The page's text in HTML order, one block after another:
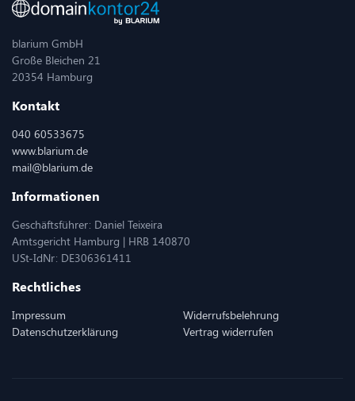
blarium GmbH
Große Bleichen 21
20354 Hamburg
Kontakt
040 60533675
www.blarium.de
mail@blarium.de
Informationen
Geschäftsführer: Daniel Teixeira
Amtsgericht Hamburg | HRB 140870
USt-IdNr: DE306361411
Rechtliches
Impressum
Datenschutzerklärung
Widerrufsbelehrung
Vertrag widerrufen